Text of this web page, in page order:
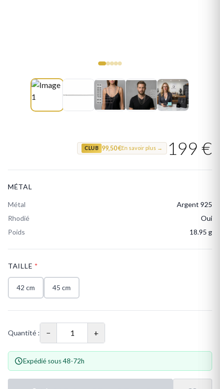
CLUB 99,50 €En savoir plus → 199 €
MÉTAL
Métal
Argent 925
Rhodié
Oui
Poids
18.95 g
TAILLE *
42 cm 45 cm
Quantité : − +
Expédié sous 48-72h